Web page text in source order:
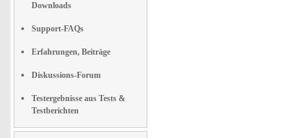
Downloads
Support-FAQs
Erfahrungen, Beiträge
Diskussions-Forum
Testergebnisse aus Tests &
Testberichten